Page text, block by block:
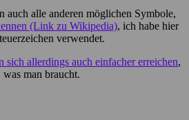
auch alle anderen möglichen Symbole,
(Link zu Wikipedia), ich habe hier
verwendet.
sich allerdings auch einfacher erreichen,
man braucht.